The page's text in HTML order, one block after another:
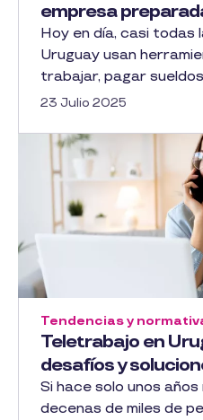
empresa
Hoy en día, casi todas
Uruguay usan
trabajar, pagar
23 Julio 2025
Teletrabajo en
desafíos y
Tendencias y
Si hace solo unos
decenas de miles de